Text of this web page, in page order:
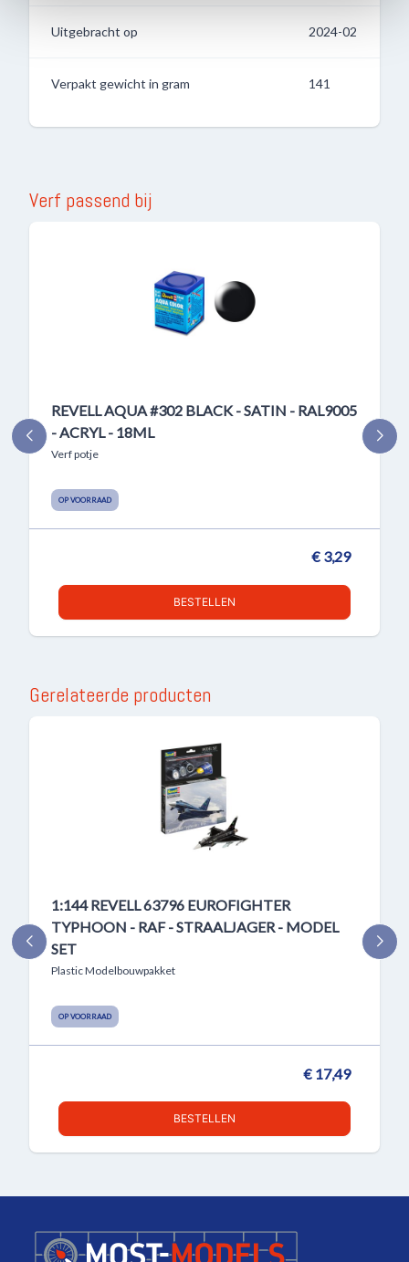
Uitgebracht op 2024-02
Verpakt gewicht in gram 141
Verf passend bij
REVELL AQUA #302 BLACK - SATIN - RAL9005
- ACRYL - 18ML
Verf potje
OP VOORRAAD
€ 3,29
BESTELLEN
Gerelateerde producten
1:144 REVELL 63796 EUROFIGHTER
TYPHOON - RAF - STRAALJAGER - MODEL
SET
Plastic Modelbouwpakket
OP VOORRAAD
€ 17,49
BESTELLEN